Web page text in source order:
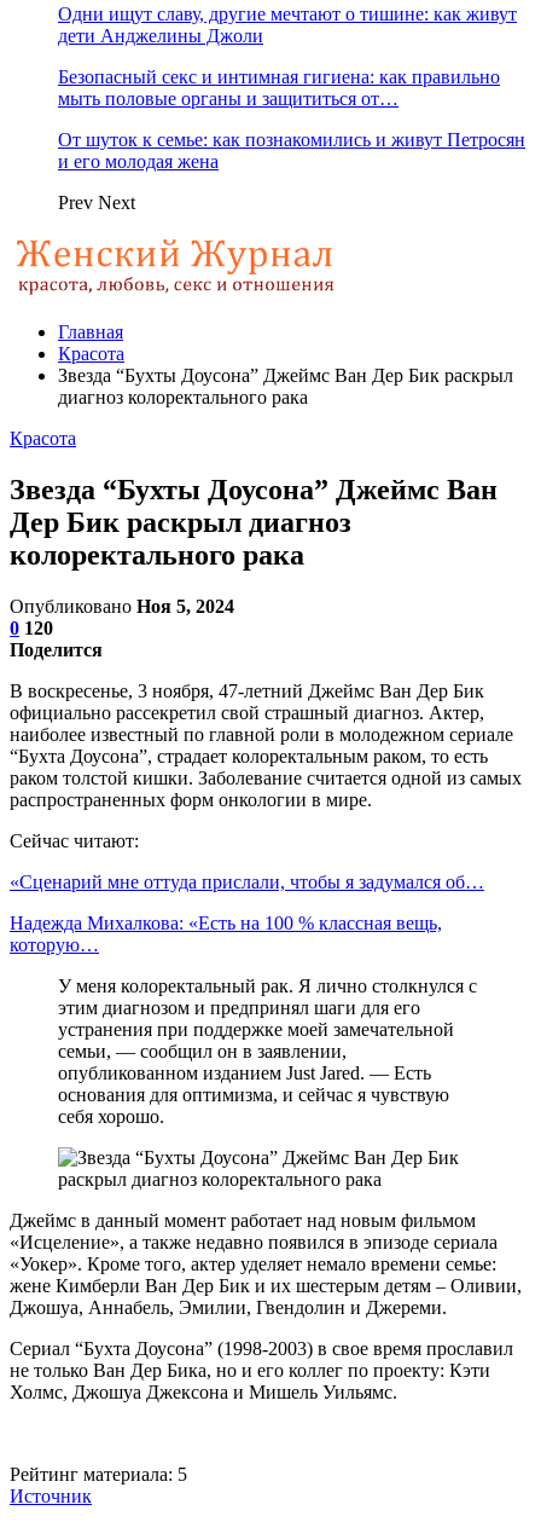
Одни ищут славу, другие мечтают о тишине: как живут
дети Анджелины Джоли
Безопасный секс и интимная гигиена: как правильно
мыть половые органы и защититься от…
От шуток к семье: как познакомились и живут Петросян
и его молодая жена
Prev Next
Главная
Красота
Звезда “Бухты Доусона” Джеймс Ван Дер Бик раскрыл
диагноз колоректального рака
Красота
Звезда “Бухты Доусона” Джеймс Ван
Дер Бик раскрыл диагноз
колоректального рака
Опубликовано Ноя 5, 2024
0 120
Поделится
В воскресенье, 3 ноября, 47-летний Джеймс Ван Дер Бик
официально рассекретил свой страшный диагноз. Актер,
наиболее известный по главной роли в молодежном сериале
“Бухта Доусона”, страдает колоректальным раком, то есть
раком толстой кишки. Заболевание считается одной из самых
распространенных форм онкологии в мире.
Сейчас читают:
«Сценарий мне оттуда прислали, чтобы я задумался об…
Надежда Михалкова: «Есть на 100 % классная вещь,
которую…
У меня колоректальный рак. Я лично столкнулся с
этим диагнозом и предпринял шаги для его
устранения при поддержке моей замечательной
семьи, — сообщил он в заявлении,
опубликованном изданием Just Jared. — Есть
основания для оптимизма, и сейчас я чувствую
себя хорошо.
Джеймс в данный момент работает над новым фильмом
«Исцеление», а также недавно появился в эпизоде сериала
«Уокер». Кроме того, актер уделяет немало времени семье:
жене Кимберли Ван Дер Бик и их шестерым детям – Оливии,
Джошуа, Аннабель, Эмилии, Гвендолин и Джереми.
Сериал “Бухта Доусона” (1998-2003) в свое время прославил
не только Ван Дер Бика, но и его коллег по проекту: Кэти
Холмс, Джошуа Джексона и Мишель Уильямс.
Рейтинг материала: 5
Источник